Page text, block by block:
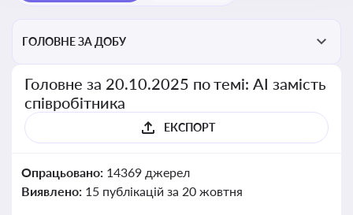
ГОЛОВНЕ ЗА ДОБУ
Головне за 20.10.2025 по темі: АІ замість
співробітника
ЕКСПОРТ
Опрацьовано: 14369 джерел
Виявлено: 15 публікацій за 20 жовтня